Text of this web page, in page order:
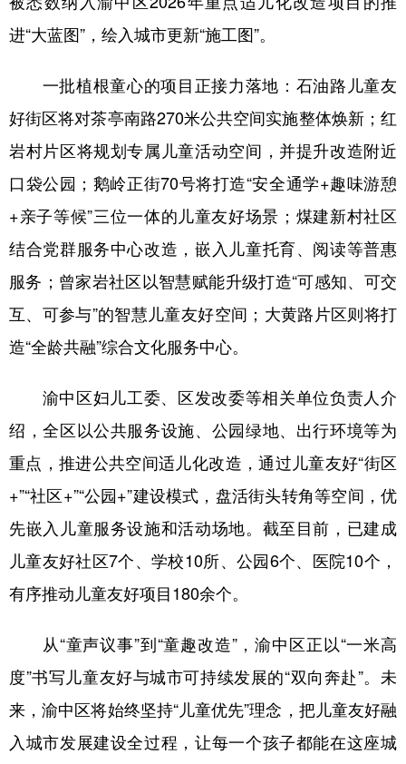
进“大蓝图”，绘入城市更新“施工图”。
一批植根童心的项目正接力落地：石油路儿童友
好街区将对茶亭南路270米公共空间实施整体焕新；红
岩村片区将规划专属儿童活动空间，并提升改造附近
口袋公园；鹅岭正街70号将打造“安全通学+趣味游憩
+亲子等候”三位一体的儿童友好场景；煤建新村社区
结合党群服务中心改造，嵌入儿童托育、阅读等普惠
服务；曾家岩社区以智慧赋能升级打造“可感知、可交
互、可参与”的智慧儿童友好空间；大黄路片区则将打
造“全龄共融”综合文化服务中心。
渝中区妇儿工委、区发改委等相关单位负责人介
绍，全区以公共服务设施、公园绿地、出行环境等为
重点，推进公共空间适儿化改造，通过儿童友好“街区
+”“社区+”“公园+”建设模式，盘活街头转角等空间，优
先嵌入儿童服务设施和活动场地。截至目前，已建成
儿童友好社区7个、学校10所、公园6个、医院10个，
有序推动儿童友好项目180余个。
从“童声议事”到“童趣改造”，渝中区正以“一米高
度”书写儿童友好与城市可持续发展的“双向奔赴”。未
来，渝中区将始终坚持“儿童优先”理念，把儿童友好融
入城市发展建设全过程，让每一个孩子都能在这座城